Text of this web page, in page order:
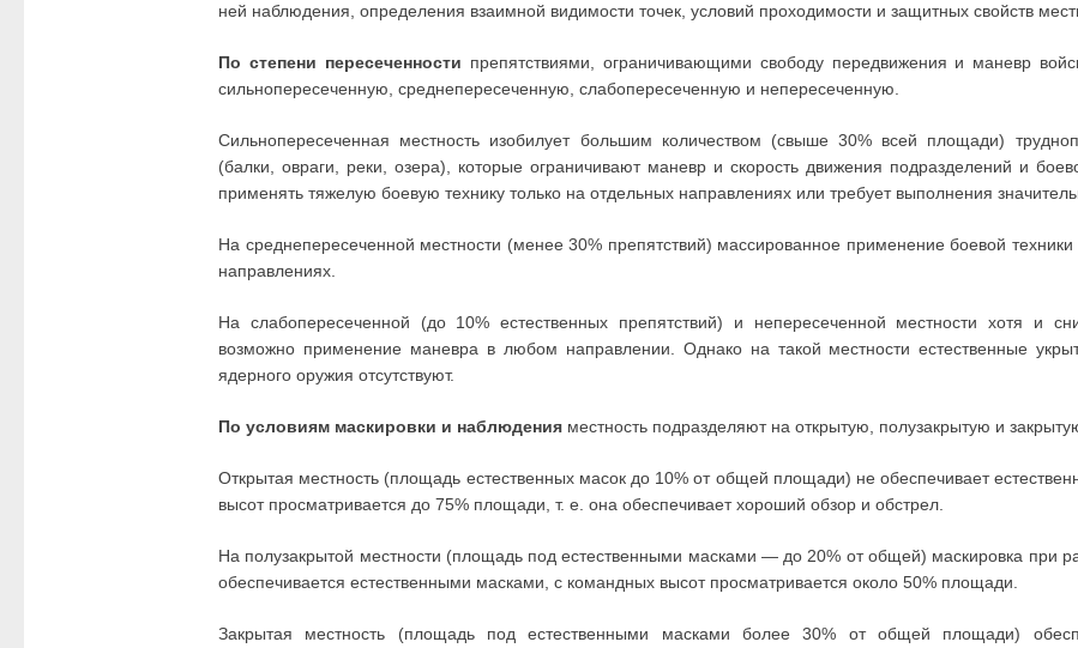
ней наблюдения, определения взаимной видимости точек, условий проходимости и защитных свойств
По степени пересеченности препятствиями, ограничивающими свободу передвижения и маневр
сильнопересеченную, среднепересеченную, слабопересеченную и непересеченную.
Сильнопересеченная местность изобилует большим количеством (свыше 30% всей площади)
(балки, овраги, реки, озера), которые ограничивают маневр и скорость движения подразделений и
применять тяжелую боевую технику только на отдельных направлениях или требует выполнения
На среднепересеченной местности (менее 30% препятствий) массированное применение боевой
направлениях.
На слабопересеченной (до 10% естественных препятствий) и непересеченной местности хотя и
возможно применение маневра в любом направлении. Однако на такой местности естественные
ядерного оружия отсутствуют.
По условиям маскировки и наблюдения местность подразделяют на открытую, полузакрытую и
Открытая местность (площадь естественных масок до 10% от общей площади) не обеспечивает
высот просматривается до 75% площади, т. е. она обеспечивает хороший обзор и обстрел.
На полузакрытой местности (площадь под естественными масками — до 20% от общей) маскировка при
обеспечивается естественными масками, с командных высот просматривается около 50% площади.
Закрытая местность (площадь под естественными масками более 30% от общей площади)